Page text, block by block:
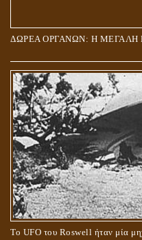
ΔΩΡΕΑ ΟΡΓΑΝΩΝ: Η ΜΕΓΑΛΗ
Το UFO του Roswell ήταν μία